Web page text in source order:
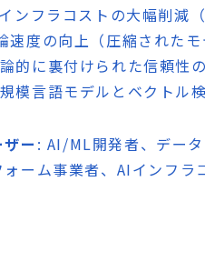
ンフラコストの大幅削減
速度の向上（圧縮されたモ
的に裏付けられた信頼性
模言語モデルとベクトル
ー : AI/ML開発者、デー
ォーム事業者、AIインフラ